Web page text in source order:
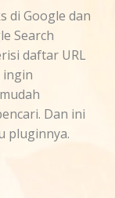
di Google dan
Search
daftar URL
ingin
Dan ini
pluginnya.